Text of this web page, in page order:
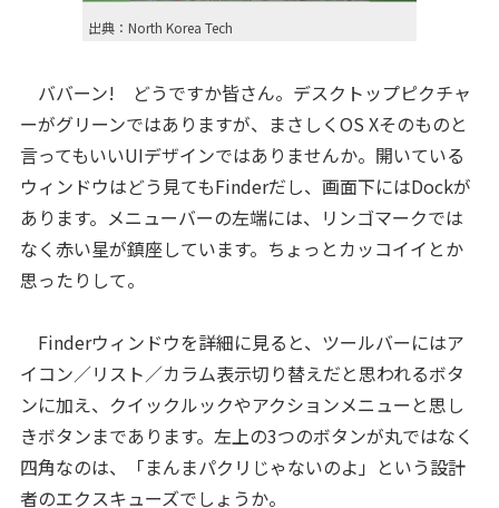
出典：North Korea Tech
ババーン! どうですか皆さん。デスクトップピクチャ
ーがグリーンではありますが、まさしくOS Xそのものと
言ってもいいUIデザインではありませんか。開いている
ウィンドウはどう見てもFinderだし、画面下にはDockが
あります。メニューバーの左端には、リンゴマークでは
なく赤い星が鎮座しています。ちょっとカッコイイとか
思ったりして。
Finderウィンドウを詳細に見ると、ツールバーにはア
イコン／リスト／カラム表示切り替えだと思われるボタ
ンに加え、クイックルックやアクションメニューと思し
きボタンまであります。左上の3つのボタンが丸ではなく
四角なのは、「まんまパクリじゃないのよ」という設計
者のエクスキューズでしょうか。